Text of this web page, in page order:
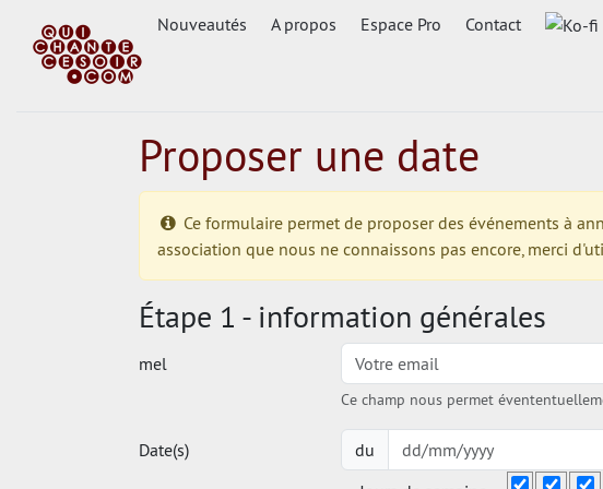
Nouveautés A propos Espace Pro Contact
Proposer une date
Ce formulaire permet de proposer des événements à
association que nous ne connaissons pas encore, merci
Étape 1 - information générales
mel
Ce champ nous permet
Date(s) du